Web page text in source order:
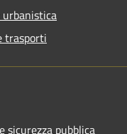
urbanistica
trasporti
sicurezza pubblica